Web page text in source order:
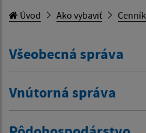
Úvod Ako vybaviť Cenník
Všeobecná správa
Vnútorná správa